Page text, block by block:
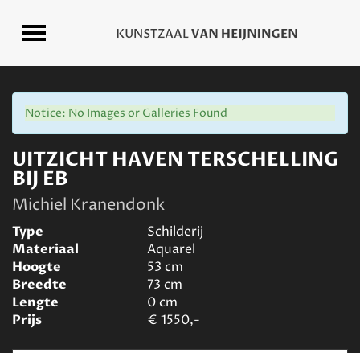
Notice: No Images or Galleries Found
UITZICHT HAVEN TERSCHELLING
BIJ EB
Michiel Kranendonk
Type
Schilderij
Materiaal
Aquarel
Hoogte
53 cm
Breedte
73 cm
Lengte
0cm
Prijs
€ 1550,-